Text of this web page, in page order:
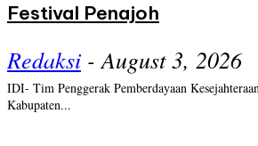
Festival Penajoh
Redaksi - August 3, 2026
IDI- Tim Penggerak Pemberdayaan
Kabupaten...